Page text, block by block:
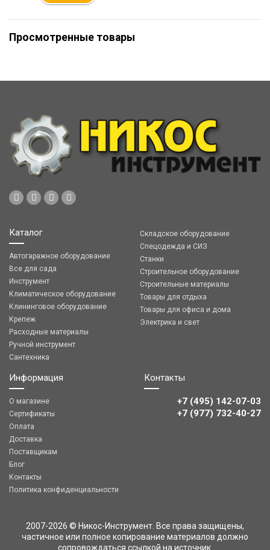
Просмотренные товары
Каталог
Автогаражное оборудование
Все для сада
Инструмент
Климатическое оборудование
Клининговое оборудование
Крепеж
Расходные материалы
Ручной инструмент
Сантехника
Складское оборудование
Спецодежда и СИЗ
Станки
Строительное оборудование
Строительные материалы
Товары для отдыха
Товары для офиса и дома
Электрика и свет
Информация
О магазине
Сертификаты
Оплата
Доставка
Поставщикам
Блог
Контакты
Политика конфиденциальности
Контакты
+7 (495) 142-07-03
‎‎+7 (977) 732-40-27
2007-2026 © Никос-Инструмент. Все права защищены,
частичное или полное копирование материалов должно
сопровождаться ссылкой на источник.